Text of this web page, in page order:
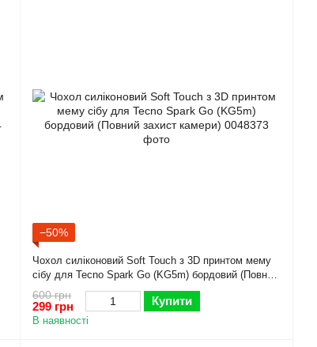
−50%
Чохол силіконовий Soft Touch з 3D принтом мему
сібу для Tecno Spark Go (KG5m) бордовий (Повний
захист камери)
600 грн
299 грн Купити
В наявності